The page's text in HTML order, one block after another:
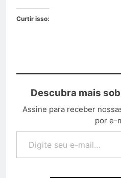
Curtir isso:
Descubra mais
Assine para receber
por e-